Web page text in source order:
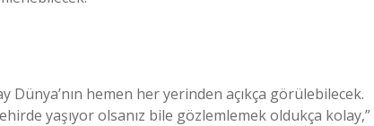
Dünya’nın hemen her yerinden açıkça görülebilecek.
yaşıyor olsanız bile gözlemlemek oldukça kolay,”